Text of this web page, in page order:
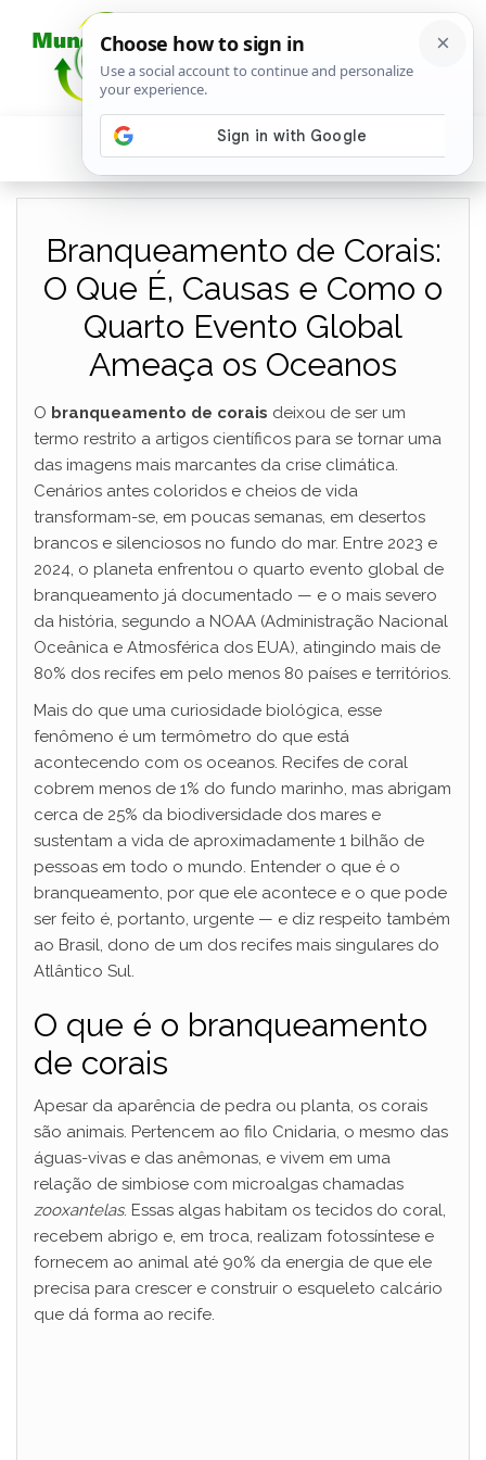
Branqueamento de Corais:
O Que É, Causas e Como o
Quarto Evento Global
Ameaça os Oceanos
O branqueamento de corais deixou de ser um
termo restrito a artigos científicos para se tornar uma
das imagens mais marcantes da crise climática.
Cenários antes coloridos e cheios de vida
transformam-se, em poucas semanas, em desertos
brancos e silenciosos no fundo do mar. Entre 2023 e
2024, o planeta enfrentou o quarto evento global de
branqueamento já documentado — e o mais severo
da história, segundo a NOAA (Administração Nacional
Oceânica e Atmosférica dos EUA), atingindo mais de
80% dos recifes em pelo menos 80 países e territórios.
Mais do que uma curiosidade biológica, esse
fenômeno é um termômetro do que está
acontecendo com os oceanos. Recifes de coral
cobrem menos de 1% do fundo marinho, mas abrigam
cerca de 25% da biodiversidade dos mares e
sustentam a vida de aproximadamente 1 bilhão de
pessoas em todo o mundo. Entender o que é o
branqueamento, por que ele acontece e o que pode
ser feito é, portanto, urgente — e diz respeito também
ao Brasil, dono de um dos recifes mais singulares do
Atlântico Sul.
O que é o branqueamento
de corais
Apesar da aparência de pedra ou planta, os corais
são animais. Pertencem ao filo Cnidaria, o mesmo das
águas-vivas e das anêmonas, e vivem em uma
relação de simbiose com microalgas chamadas
zooxantelas. Essas algas habitam os tecidos do coral,
recebem abrigo e, em troca, realizam fotossíntese e
fornecem ao animal até 90% da energia de que ele
precisa para crescer e construir o esqueleto calcário
que dá forma ao recife.